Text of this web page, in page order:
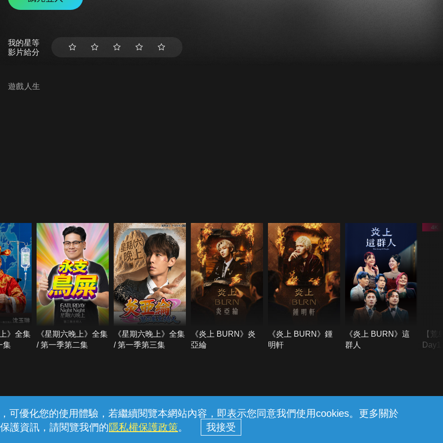
可優化您的使用體驗，若繼續閱覽本網站內容，即表示您同意我們使用cookies。更多關於
護資訊，請閱覽我們的隱私權保護政策。
我的星等
影片給分
遊戲人生
》全集
集
《星期六晚上》全集
/ 第一季第二集
《星期六晚上》全集
/ 第一季第三集
《炎上 BURN》炎
亞綸
《炎上 BURN》鍾
明軒
《炎上 BURN》這
群人
【荒
線上客服 服務條款 隱私權保護
中華電信股份有限公司個人家庭分公司 (統一編號：96979949) © 2026